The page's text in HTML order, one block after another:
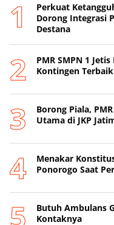
Perkuat
Dorong Integrasi
Destana
PMR SMPN 1
Kontingen Terbaik
Borong Piala,
Utama di JKP
Menakar
Ponorogo Saat
Butuh Ambulans
Kontaknya